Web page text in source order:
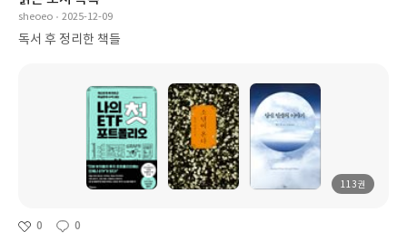
sheoeo 2025-12-09
독서 후 정리한 책들
113권
0 0